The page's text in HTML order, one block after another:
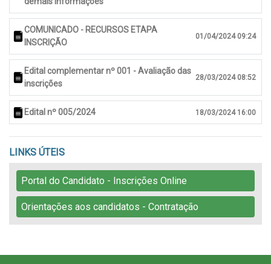
COMUNICADO - RECURSOS ETAPA
INSCRIÇÃO
01/04/2024 09:24
Edital complementar nº 001 - Avaliação das
inscrições
28/03/2024 08:52
Edital nº 005/2024 18/03/2024 16:00
LINKS ÚTEIS
Portal do Candidato - Inscrições Online
Orientações aos candidatos - Contratação